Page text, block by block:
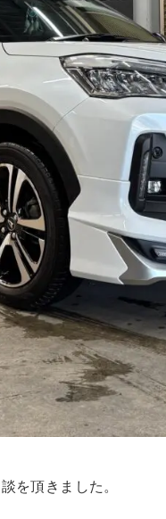
を頂きました。